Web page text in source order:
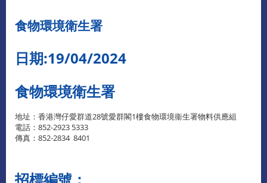
食物環境衛生署
日期:19/04/2024
食物環境衛生署
地址：香港灣仔愛群道28號愛群閣1樓食物環境衞生署物料供應組
電話：852-2923 5333
傳真：852-2834 8401